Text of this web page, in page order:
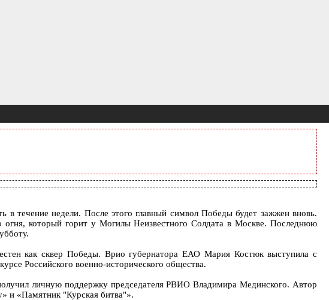
течение недели. После этого главный символ Победы будет зажжен вновь.
который горит у Могилы Неизвестного Солдата в Москве. Последнюю
как сквер Победы. Врио губернатора ЕАО Мария Костюк выступила с
Российского военно-исторического общества.
личную поддержку председателя РВИО Владимира Мединского. Автор
и «Памятник "Курская битва"».